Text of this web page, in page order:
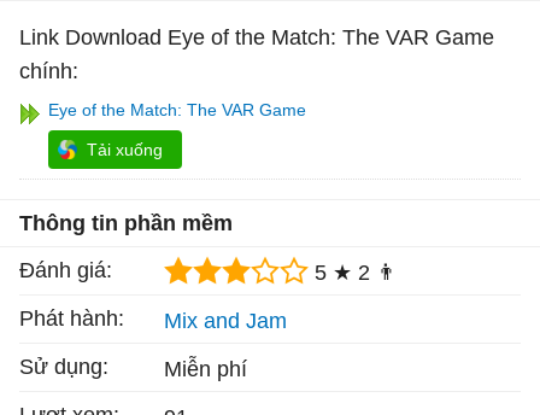
Link Download Eye of the Match: The VAR Game
chính:
Eye of the Match: The VAR Game
Tải xuống
Thông tin phần mềm
Đánh giá:
5 ★ 2 👨
Phát hành:
Mix and Jam
Sử dụng:
Miễn phí